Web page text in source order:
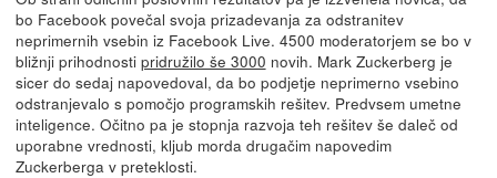
bo Facebook povečal svoja prizadevanja za odstranitev
neprimernih vsebin iz Facebook Live. 4500 moderatorjem se bo v
bližnji prihodnosti pridružilo še 3000 novih. Mark Zuckerberg je
sicer do sedaj napovedoval, da bo podjetje neprimerno vsebino
odstranjevalo s pomočjo programskih rešitev. Predvsem umetne
inteligence. Očitno pa je stopnja razvoja teh rešitev še daleč od
uporabne vrednosti, kljub morda drugačim napovedim
Zuckerberga v preteklosti.